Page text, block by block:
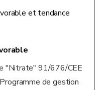
et tendance
"Nitrate" 91/676/CEE
de gestion